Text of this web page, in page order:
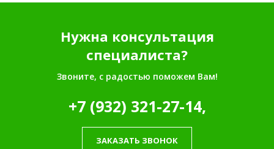
Нужна консультация
специалиста?
Звоните, с радостью поможем Вам!
+7 (932) 321-27-14,
ЗАКАЗАТЬ ЗВОНОК